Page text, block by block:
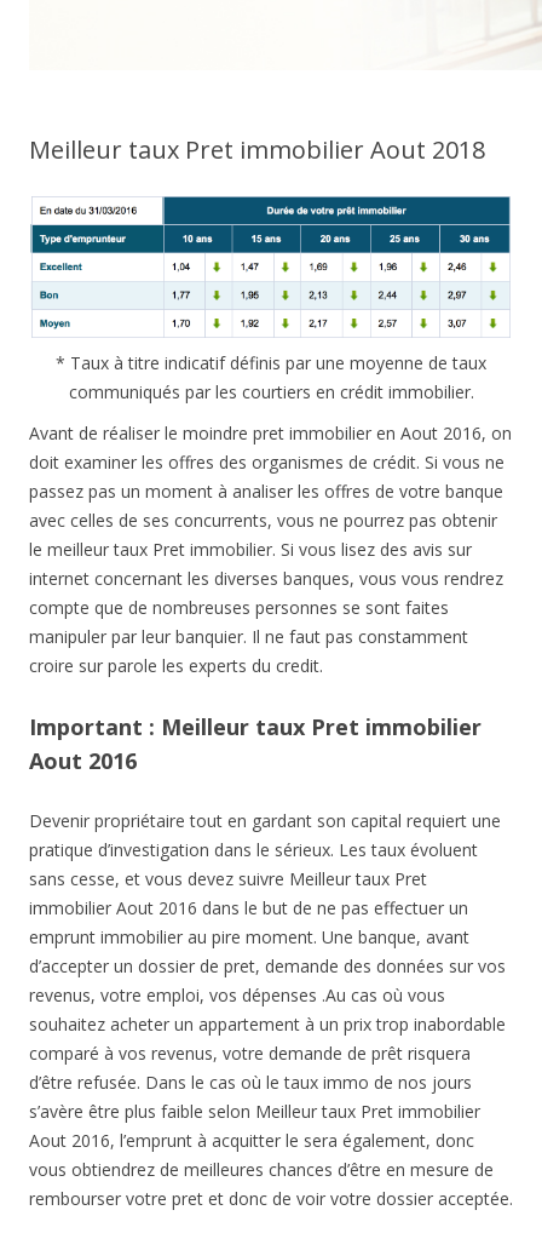
Meilleur taux Pret immobilier Aout 2018
* Taux à titre indicatif définis par une moyenne de taux
communiqués par les courtiers en crédit immobilier.
Avant de réaliser le moindre pret immobilier en Aout 2016, on
doit examiner les offres des organismes de crédit. Si vous ne
passez pas un moment à analiser les offres de votre banque
avec celles de ses concurrents, vous ne pourrez pas obtenir
le meilleur taux Pret immobilier. Si vous lisez des avis sur
internet concernant les diverses banques, vous vous rendrez
compte que de nombreuses personnes se sont faites
manipuler par leur banquier. Il ne faut pas constamment
croire sur parole les experts du credit.
Important : Meilleur taux Pret immobilier
Aout 2016
Devenir propriétaire tout en gardant son capital requiert une
pratique d’investigation dans le sérieux. Les taux évoluent
sans cesse, et vous devez suivre Meilleur taux Pret
immobilier Aout 2016 dans le but de ne pas effectuer un
emprunt immobilier au pire moment. Une banque, avant
d’accepter un dossier de pret, demande des données sur vos
revenus, votre emploi, vos dépenses .Au cas où vous
souhaitez acheter un appartement à un prix trop inabordable
comparé à vos revenus, votre demande de prêt risquera
d’être refusée. Dans le cas où le taux immo de nos jours
s’avère être plus faible selon Meilleur taux Pret immobilier
Aout 2016, l’emprunt à acquitter le sera également, donc
vous obtiendrez de meilleures chances d’être en mesure de
rembourser votre pret et donc de voir votre dossier acceptée.